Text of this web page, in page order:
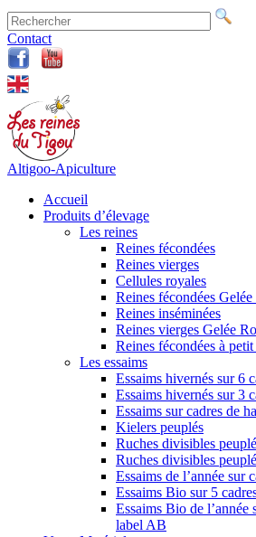
Contact
Altigoo-Apiculture
Accueil
Produits d’élevage
Les reines
Reines fécondées
Reines vierges
Cellules royales
Reines fécondées
Reines inséminées
Reines vierges Gelée
Reines fécondées à
Les essaims
Essaims hivernés sur 6
Essaims hivernés sur 3
Essaims sur cadres de
Kielers peuplés
Ruches divisibles
Ruches divisibles
Essaims de l’année sur
Essaims Bio sur 5
Essaims Bio de l’année
label AB